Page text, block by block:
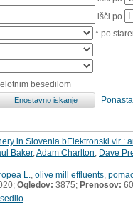
išči po
* po
besedilom
in Slovenia bElektronski vir :
Baker, Adam Charlton Dave
L. olive mill effluents
Ogledov: 3875; Prenosov: 60